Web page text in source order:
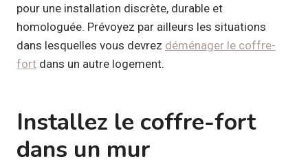
pour une installation discrète, durable et
homologuée. Prévoyez par ailleurs les situations
dans lesquelles vous devrez déménager le coffre-
fort dans un autre logement.
Installez le coffre-fort
dans un mur